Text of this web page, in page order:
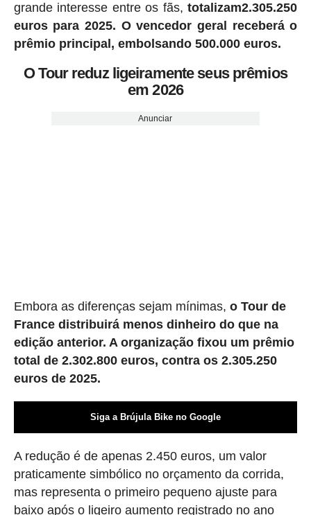
grande interesse entre os fãs,totalizam2.305.250
euros para 2025. O vencedor geral receberá o
prêmio principal, embolsando 500.000 euros.
O Tour reduz ligeiramente seus prêmios
em 2026
Anunciar
Embora as diferenças sejam mínimas, o Tour de
France distribuirá menos dinheiro do que na
edição anterior. A organização fixou um prêmio
total de 2.302.800 euros, contra os 2.305.250
euros de 2025.
Siga a Brújula Bike no Google
A redução é de apenas 2.450 euros, um valor
praticamente simbólico no orçamento da corrida,
mas representa o primeiro pequeno ajuste para
baixo após o ligeiro aumento registrado no ano